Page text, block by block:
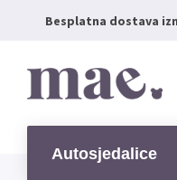
Besplatna dostava
Autosjedalice